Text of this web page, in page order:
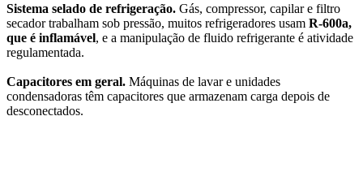
Sistema selado de refrigeração. Gás, compressor, capilar e filtro
secador trabalham sob pressão, muitos refrigeradores usam R-600a,
que é inflamável, e a manipulação de fluido refrigerante é atividade
regulamentada.
Capacitores em geral. Máquinas de lavar e unidades
condensadoras têm capacitores que armazenam carga depois de
desconectados.